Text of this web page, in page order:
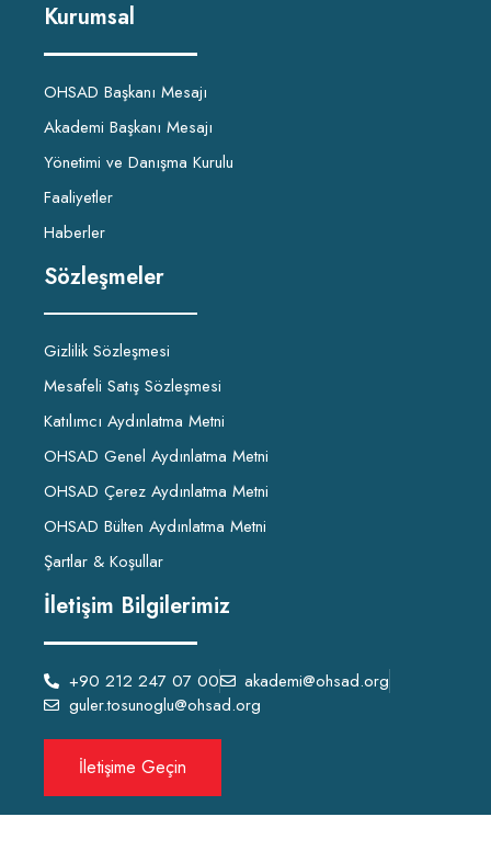
Kurumsal
OHSAD Başkanı Mesajı
Akademi Başkanı Mesajı
Yönetimi ve Danışma Kurulu
Faaliyetler
Haberler
Sözleşmeler
Gizlilik Sözleşmesi
Mesafeli Satış Sözleşmesi
Katılımcı Aydınlatma Metni
OHSAD Genel Aydınlatma Metni
OHSAD Çerez Aydınlatma Metni
OHSAD Bülten Aydınlatma Metni
Şartlar & Koşullar
İletişim Bilgilerimiz
+90 212 247 07 00
akademi@ohsad.org
guler.tosunoglu@ohsad.org
İletişime Geçin